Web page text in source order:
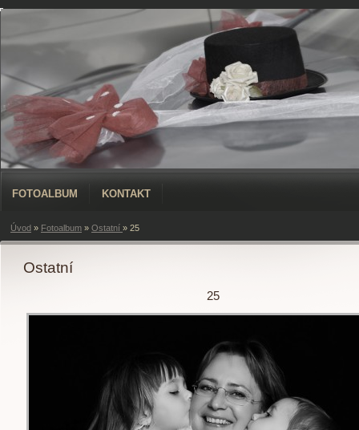
FOTOALBUM KONTAKT
Úvod » Fotoalbum » Ostatní » 25
Ostatní
25